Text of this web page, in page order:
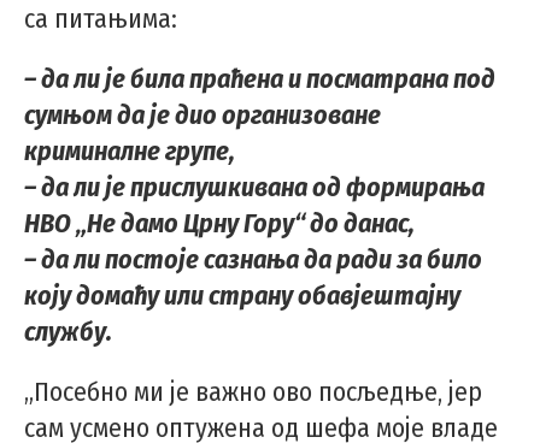
са питањима:
– да ли је била праћена и посматрана под
сумњом да је дио организоване
криминалне групе,
– да ли је прислушкивана од формирања
НВО „Не дамо Црну Гору“ до данас,
– да ли постоје сазнања да ради за било
коју домаћу или страну обавјештајну
службу.
„Посебно ми је важно ово посљедње, јер
сам усмено оптужена од шефа моје владе